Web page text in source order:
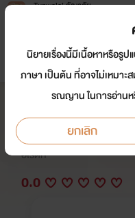
Tunwalai ธัญวลัย
หน้าแรก นิยาย
ตราบาปพรห
นักเขียน: fortunebook
อีโรติก
0.0
นิยายเรื่องนี้มีเนื้อหาหรือรู
ภาษา เป็นต้น ที่อาจไม่เหมา
รณญาน ในการอ่าน
ยกเลิก